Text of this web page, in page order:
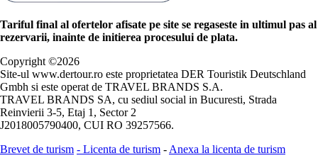
Tariful final al ofertelor afisate pe site se regaseste in ultimul pas al
rezervarii, inainte de initierea procesului de plata.
Copyright ©2026
Site-ul www.dertour.ro este proprietatea DER Touristik Deutschland
Gmbh si este operat de TRAVEL BRANDS S.A.
TRAVEL BRANDS SA, cu sediul social in Bucuresti, Strada
Reinvierii 3-5, Etaj 1, Sector 2
J2018005790400, CUI RO 39257566.
Brevet de turism - Licenta de turism - Anexa la licenta de turism